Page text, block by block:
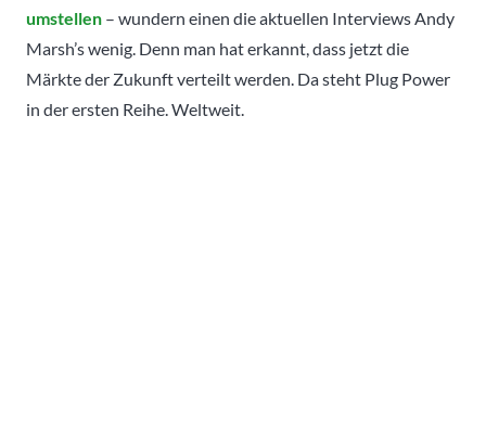
umstellen – wundern einen die aktuellen Interviews Andy
Marsh’s wenig. Denn man hat erkannt, dass jetzt die
Märkte der Zukunft verteilt werden. Da steht Plug Power
in der ersten Reihe. Weltweit.